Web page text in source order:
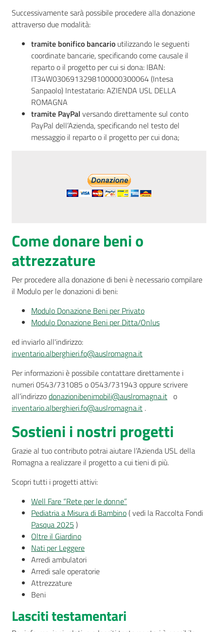
Successivamente sarà possibile procedere alla donazione
attraverso due modalità:
tramite bonifico bancario utilizzando le seguenti
coordinate bancarie, specificando come causale il
reparto o il progetto per cui si dona: IBAN:
IT34W0306913298100000300064 (Intesa
Sanpaolo) Intestatario: AZIENDA USL DELLA
ROMAGNA
tramite PayPal versando direttamente sul conto
PayPal dell’Azienda, specificando nel testo del
messaggio il reparto o il progetto per cui dona;
Come donare beni o
attrezzature
Per procedere alla donazione di beni è necessario compilare
il Modulo per le donazioni di beni:
Modulo Donazione Beni per Privato
Modulo Donazione Beni per Ditta/Onlus
ed inviarlo all'indirizzo:
inventario.alberghieri.fo@auslromagna.it
Per informazioni è possibile contattare direttamente i
numeri 0543/731085 o 0543/731943 oppure scrivere
all’indirizzodonazionibenimobili@auslromagna.it o
inventario.alberghieri.fo@auslromagna.it .
Sostieni i nostri progetti
Grazie al tuo contributo potrai aiutare l’Azienda USL della
Romagna a realizzare il progetto a cui tieni di più.
Scopri tutti i progetti attivi:
Well Fare “Rete per le donne”
Pediatria a Misura di Bambino( vedi la Raccolta Fondi
Pasqua 2025 )
Oltre il Giardino
Nati per Leggere
Arredi ambulatori
Arredi sale operatorie
Attrezzature
Beni
Lasciti testamentari